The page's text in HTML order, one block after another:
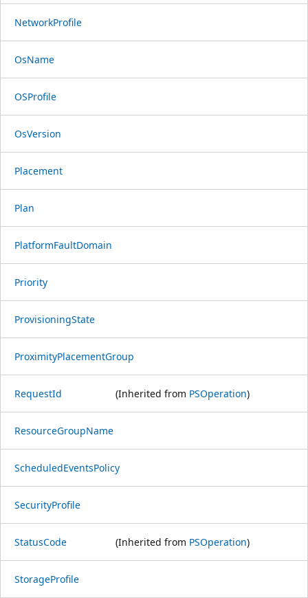
NetworkProfile
OsName
OSProfile
OsVersion
Placement
Plan
PlatformFaultDomain
Priority
ProvisioningState
ProximityPlacementGroup
RequestId (Inherited from PSOperation)
ResourceGroupName
ScheduledEventsPolicy
SecurityProfile
StatusCode (Inherited from PSOperation)
StorageProfile